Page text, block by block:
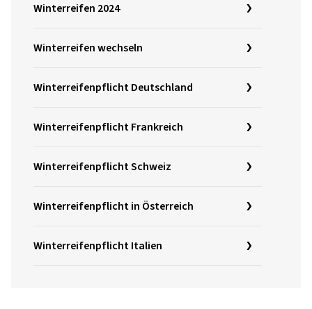
Winterreifen 2024
Winterreifen wechseln
Winterreifenpflicht Deutschland
Winterreifenpflicht Frankreich
Winterreifenpflicht Schweiz
Winterreifenpflicht in Österreich
Winterreifenpflicht Italien